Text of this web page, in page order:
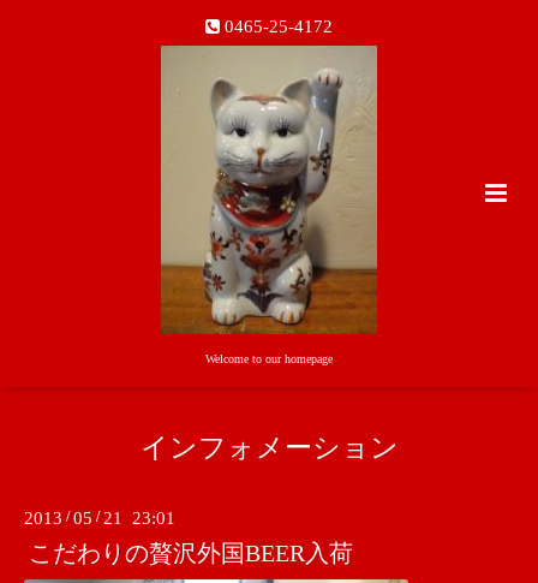
0465-25-4172
Welcome to our homepage
インフォメーション
2013 /05 / 21 23:01
こだわりの贅沢外国BEER入荷